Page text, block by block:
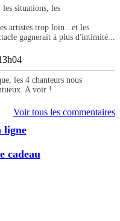
situations, les
artistes trop loin...et les
gagnerait à plus d'intimité...
les 4 chanteurs nous
A voir !
Voir tous les commentaires
ligne
cadeau